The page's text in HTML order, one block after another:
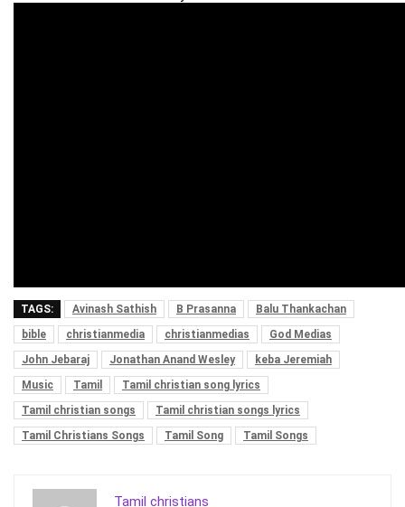
TAGS: Avinash Sathish B Prasanna
Balu Thankachan
bible
christianmedia christianmedias
God Medias
John Jebaraj
Jonathan Anand Wesley
keba Jeremiah
Music
Tamil
Tamil christian song lyrics
Tamil christian songs
Tamil christian songs lyrics
Tamil Christians Songs
Tamil Song Tamil Songs
Tamil christians